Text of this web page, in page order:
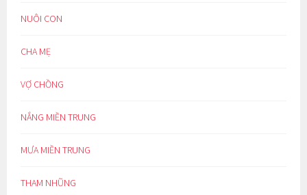
NUÔI CON
CHA MẸ
VỢ CHỒNG
NẮNG MIỀN TRUNG
MƯA MIỀN TRUNG
THAM NHŨNG